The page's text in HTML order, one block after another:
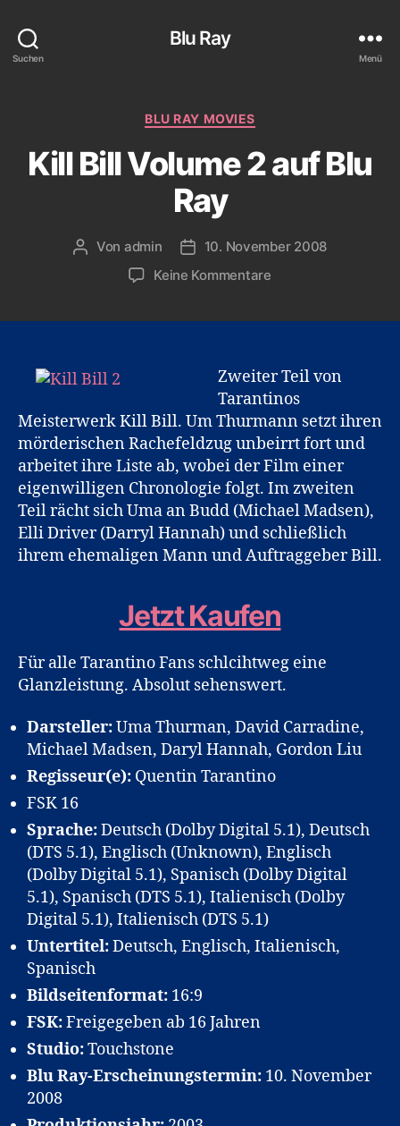
Suchen
Blu Ray
Menü
Kategorien
BLU RAY MOVIES
Kill Bill Volume 2 auf Blu
Ray
Beitragsautor
Von admin Veröffentlichungsdatum
10. November 2008
Keine Kommentarezu
auf
Blu
Zweiter Teil von
Tarantinos
Meisterwerk Kill Bill. Um Thurmann setzt ihren
mörderischen Rachefeldzug unbeirrt fort und
arbeitet ihre Liste ab, wobei der Film einer
eigenwilligen Chronologie folgt. Im zweiten
Teil rächt sich Uma an Budd (Michael Madsen),
Elli Driver (Darryl Hannah) und schließlich
ihrem ehemaligen Mann und Auftraggeber Bill.
Jetzt Kaufen
Für alle Tarantino Fans schlcihtweg eine
Glanzleistung. Absolut sehenswert.
Darsteller:Uma Thurman, David Carradine,
Michael Madsen, Daryl Hannah, Gordon Liu
Regisseur(e): Quentin Tarantino
FSK 16
Sprache:Deutsch (Dolby Digital 5.1), Deutsch
(DTS 5.1), Englisch (Unknown), Englisch
(Dolby Digital 5.1), Spanisch (Dolby Digital
5.1), Spanisch (DTS 5.1), Italienisch (Dolby
Digital 5.1), Italienisch (DTS 5.1)
Untertitel:Deutsch, Englisch, Italienisch,
Spanisch
Bildseitenformat: 16:9
FSK:Freigegeben ab 16 Jahren
Studio:Touchstone
Blu Ray-Erscheinungstermin: 10. November
2008